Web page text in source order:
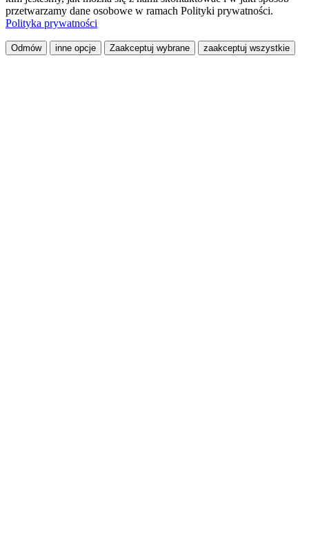
przetwarzamy dane osobowe w ramach Polityki prywatności.
Polityka prywatności
Odmów inne opcje Zaakceptuj wybrane zaakceptuj wszystkie